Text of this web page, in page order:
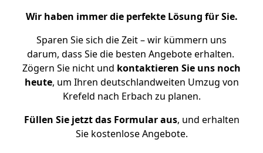
Wir haben immer die perfekte Lösung für Sie.
Sparen Sie sich die Zeit – wir kümmern uns
darum, dass Sie die besten Angebote erhalten.
Zögern Sie nicht und kontaktieren Sie uns noch
heute, um Ihren deutschlandweiten Umzug von
Krefeld nach Erbach zu planen.
Füllen Sie jetzt das Formular aus, und erhalten
Sie kostenlose Angebote.